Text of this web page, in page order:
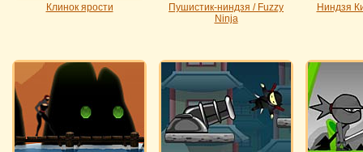
Клинок ярости
Пушистик-ниндзя / Fuzzy
Ninja
Ниндзя